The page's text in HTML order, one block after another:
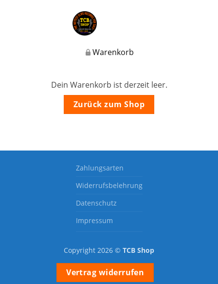
Warenkorb
Dein Warenkorb ist derzeit leer.
Zurück zum Shop
Zahlungsarten
Widerrufsbelehrung
Datenschutz
Impressum
Copyright 2026 © TCB Shop
Vertrag widerrufen